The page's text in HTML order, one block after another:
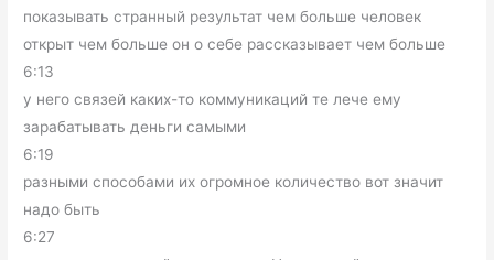
показывать странный результат чем больше человек
открыт чем больше он о себе рассказывает чем больше
6:13
у него связей каких-то коммуникаций те лече ему
зарабатывать деньги самыми
6:19
разными способами их огромное количество вот значит
надо быть
6:27